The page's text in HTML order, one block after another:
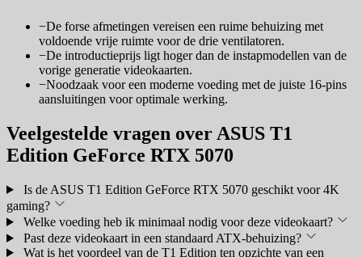
−De forse afmetingen vereisen een ruime behuizing met
voldoende vrije ruimte voor de drie ventilatoren.
−De introductieprijs ligt hoger dan de instapmodellen van de
vorige generatie videokaarten.
−Noodzaak voor een moderne voeding met de juiste 16-pins
aansluitingen voor optimale werking.
Veelgestelde vragen over ASUS T1
Edition GeForce RTX 5070
Is de ASUS T1 Edition GeForce RTX 5070 geschikt voor 4K
gaming?
Welke voeding heb ik minimaal nodig voor deze videokaart?
Past deze videokaart in een standaard ATX-behuizing?
Wat is het voordeel van de T1 Edition ten opzichte van een